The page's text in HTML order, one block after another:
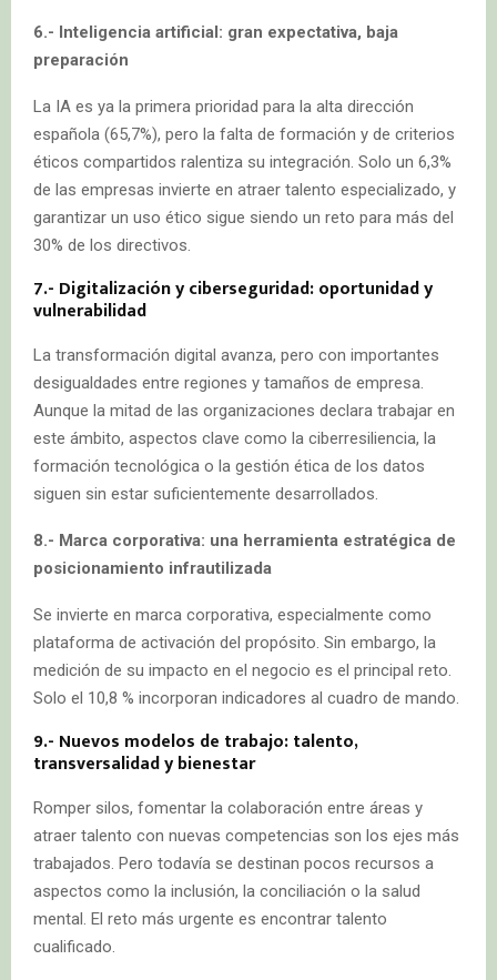
6.- Inteligencia artificial: gran expectativa, baja
preparación
La IA es ya la primera prioridad para la alta dirección
española (65,7%), pero la falta de formación y de criterios
éticos compartidos ralentiza su integración. Solo un 6,3%
de las empresas invierte en atraer talento especializado, y
garantizar un uso ético sigue siendo un reto para más del
30% de los directivos.
7.- Digitalización y ciberseguridad: oportunidad y
vulnerabilidad
La transformación digital avanza, pero con importantes
desigualdades entre regiones y tamaños de empresa.
Aunque la mitad de las organizaciones declara trabajar en
este ámbito, aspectos clave como la ciberresiliencia, la
formación tecnológica o la gestión ética de los datos
siguen sin estar suficientemente desarrollados.
8.- Marca corporativa: una herramienta estratégica de
posicionamiento infrautilizada
Se invierte en marca corporativa, especialmente como
plataforma de activación del propósito. Sin embargo, la
medición de su impacto en el negocio es el principal reto.
Solo el 10,8 % incorporan indicadores al cuadro de mando.
9.- Nuevos modelos de trabajo: talento,
transversalidad y bienestar
Romper silos, fomentar la colaboración entre áreas y
atraer talento con nuevas competencias son los ejes más
trabajados. Pero todavía se destinan pocos recursos a
aspectos como la inclusión, la conciliación o la salud
mental. El reto más urgente es encontrar talento
cualificado.